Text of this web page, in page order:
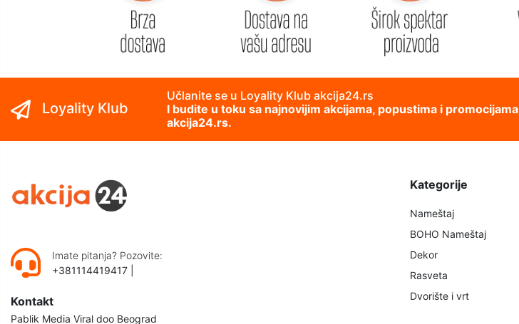
Loyality Klub
Učlanite se u Loyality Klub akcija24.rs
I budite u toku sa najnovijim akcijama, popustima i promocijama
akcija24.rs.
Imate pitanja? Pozovite:
+381114419417
Kontakt
Pablik Media Viral doo Beograd
Kategorije
Nameštaj
BOHO Nameštaj
Dekor
Rasveta
Dvorište i vrt